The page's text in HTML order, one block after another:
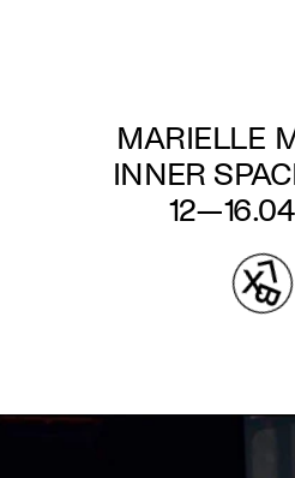
MARIELLE
INNER